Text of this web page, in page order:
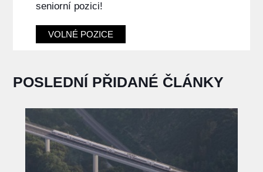
seniorní pozici!
VOLNÉ POZICE
POSLEDNÍ PŘIDANÉ ČLÁNKY